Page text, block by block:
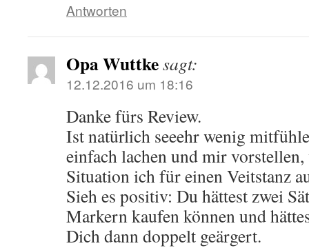
Antworten
Opa Wuttkesagt:
12.12.2016 um 18:16
Danke fürs Review.
Ist natürlich seeehr wenig
einfach lachen und mir vorstellen,
Situation ich für einen Veitstanz
Sieh es positiv: Du hättest zwei
Markern kaufen können und
Dich dann doppelt geärgert.